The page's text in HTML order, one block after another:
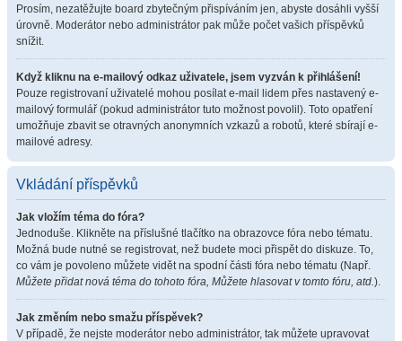
Prosím, nezatěžujte board zbytečným přispíváním jen, abyste dosáhli vyšší
úrovně. Moderátor nebo administrátor pak může počet vašich příspěvků
snížit.
Když kliknu na e-mailový odkaz uživatele, jsem vyzván k přihlášení!
Pouze registrovaní uživatelé mohou posílat e-mail lidem přes nastavený e-
mailový formulář (pokud administrátor tuto možnost povolil). Toto opatření
umožňuje zbavit se otravných anonymních vzkazů a robotů, které sbírají e-
mailové adresy.
Vkládání příspěvků
Jak vložím téma do fóra?
Jednoduše. Klikněte na příslušné tlačítko na obrazovce fóra nebo tématu.
Možná bude nutné se registrovat, než budete moci přispět do diskuze. To,
co vám je povoleno můžete vidět na spodní části fóra nebo tématu (Např.
Můžete přidat nová téma do tohoto fóra, Můžete hlasovat v tomto fóru, atd.).
Jak změním nebo smažu příspěvek?
V případě, že nejste moderátor nebo administrátor, tak můžete upravovat